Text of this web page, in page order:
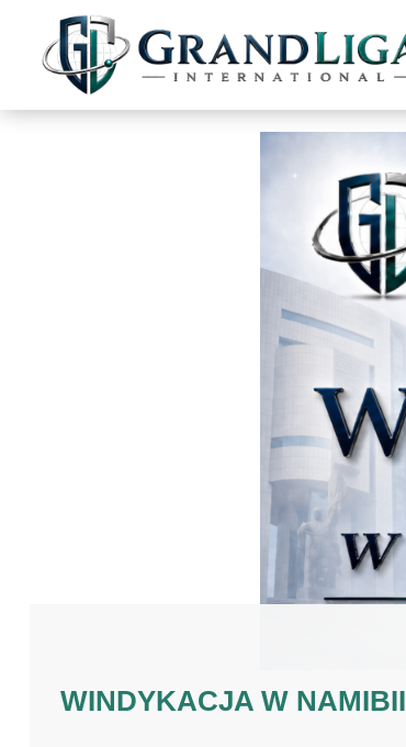
WINDYKACJA W NAMIBII